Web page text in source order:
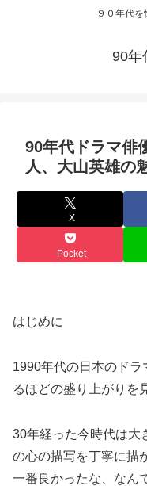
９０年代
90年
90年代ドラマ俳
人、大山英雄の
X
Pocket
はじめに
1990年代の日本のド
るほどの盛り上がりを
30年経った今時代は大
の心の描写を丁寧に描
一番良かったな、なん